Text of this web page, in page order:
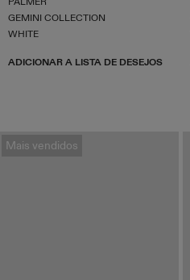
GEMINI COLLECTION
WHITE
ADICIONAR A LISTA DE DESEJOS
Mais vendidos